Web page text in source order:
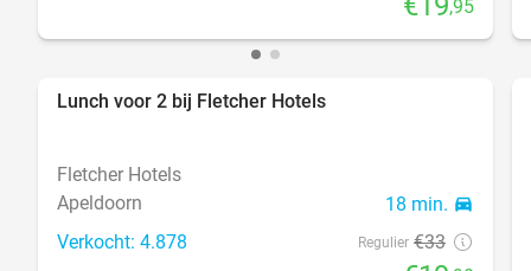
,95
Lunch voor 2 bij Fletcher Hotels
Fletcher Hotels
Apeldoorn
18 min. directions_car
Verkocht: 4.878 Regulier €33